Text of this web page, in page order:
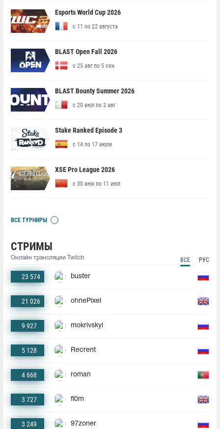
Esports World Cup 2026
с 11 по 22 августа
BLAST Open Fall 2026
с 25 авг по 5 сен
BLAST Bounty Summer 2026
с 20 июл по 2 авг
Stake Ranked Episode 3
с 14 по 17 июля
XSE Pro League 2026
с 30 июн по 11 июл
ВСЕ ТУРНИРЫ
СТРИМЫ
Онлайн трансляции Twitch ВСЕ РУС
23 574 buster
21 026 ohnePixel
9 927 mokrivskyi
5 128 Recrent
4 668 roman
3 727 fl0m
3 249 97zoner